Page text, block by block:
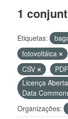
1
Etiquetas:
fotovoltáica
CSV
PDF
Licença
Data
Organizações: